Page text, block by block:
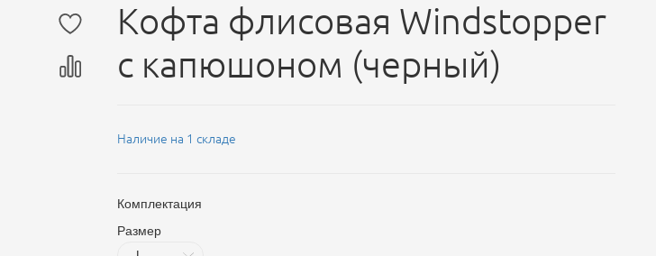
Кофта флисовая Windstopper
с капюшоном (черный)
Наличие на 1 складе
Комплектация
Размер